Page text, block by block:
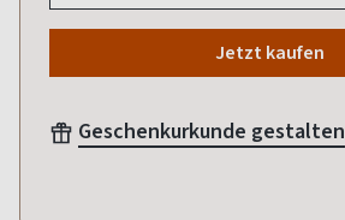
Jetzt kaufen
Geschenkurkunde gestalten